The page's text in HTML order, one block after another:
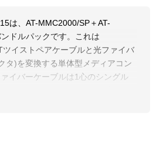
は、AT-MMC2000/SP＋AT-
ドルパックです。これは
イストペアケーブルと光ファイバ
タ)を変換する単体型メディアコン
イバーケーブルは1心のシングル
イーサネットシステムの接続